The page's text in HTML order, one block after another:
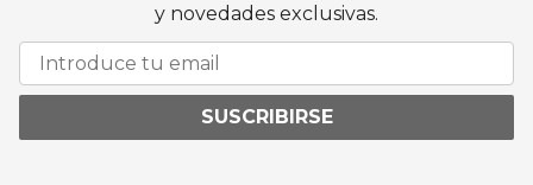
y novedades exclusivas.
SUSCRIBIRSE